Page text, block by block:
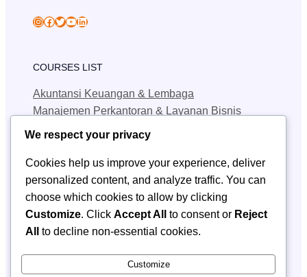
skansa_sendawar Facebook Twitter YouTube LinkedIn
COURSES LIST
Akuntansi Keuangan & Lembaga
Manajemen Perkantoran & Layanan Bisnis
Teknik Jaringan Komputer & Telekomunikasi
QUICK LINKS
SPMB
Berita
CONTACT INFORMATION
We respect your privacy
Cookies help us improve your experience, deliver
personalized content, and analyze traffic. You can
choose which cookies to allow by clicking
Customize. Click Accept All to consent or Reject
All
to decline non-essential cookies.
Customize